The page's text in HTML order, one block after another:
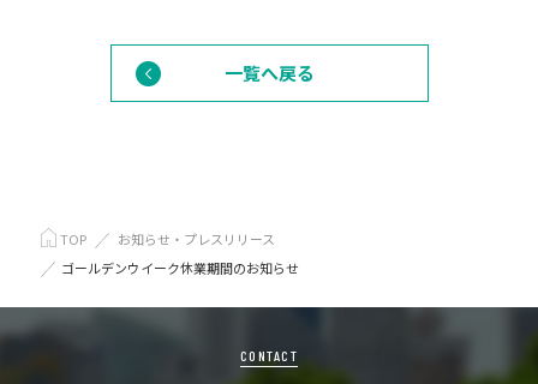
一覧へ戻る
TOP
お知らせ・プレスリリース
ゴールデンウイーク休業期間のお知らせ
CONTACT